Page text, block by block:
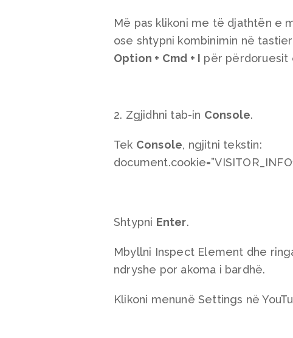
Më pas klikoni me të djathtën e
ose shtypni kombinimin në
Option + Cmd + I për përdoruesit
2. Zgjidhni tab-in Console.
Tek Console, ngjitni tekstin:
Shtypni Enter.
Mbyllni Inspect Element dhe
ndryshe por akoma i bardhë.
Klikoni menunë Settings në